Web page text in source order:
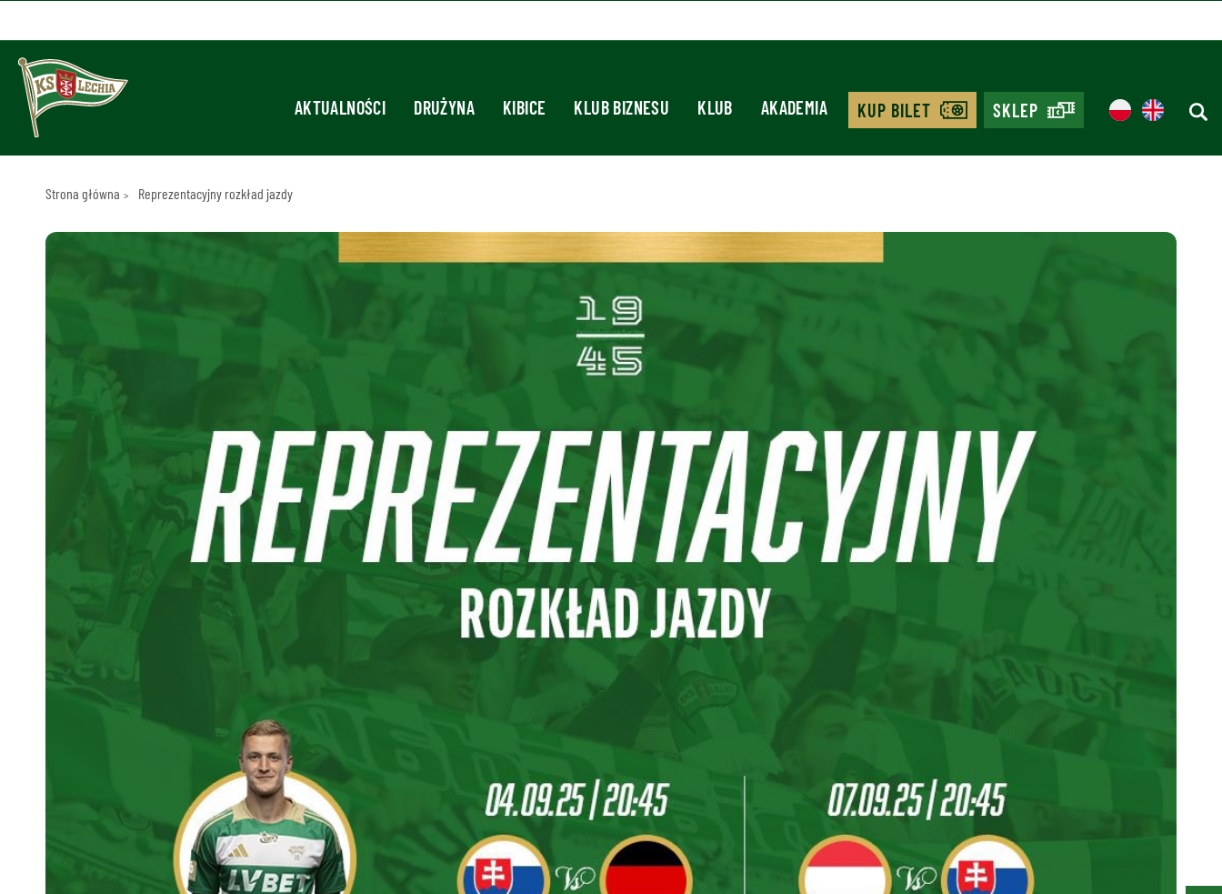
AKTUALNOŚCI DRUŻYNA KIBICE KLUB BIZNESU KLUB AKADEMIA KUP BILET SKLEP
Strona główna Reprezentacyjny rozkład jazdy